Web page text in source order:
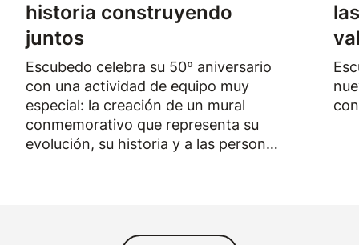
historia construyendo
juntos
Escubedo celebra su 50º aniversario
con una actividad de equipo muy
especial: la creación de un mural
conmemorativo que representa su
evolución, su historia y a las personas